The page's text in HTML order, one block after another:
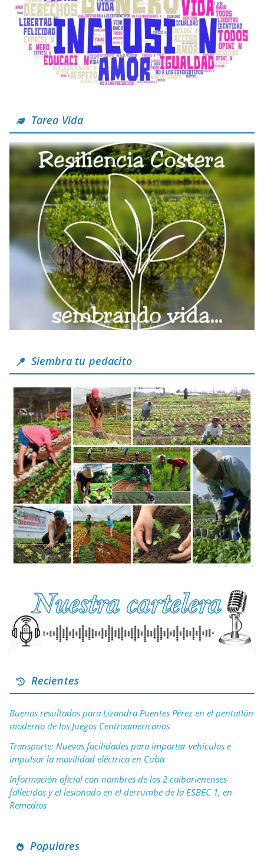
Tarea Vida
Siembra tu pedacito
Recientes
Buenos resultados para Lizandra Puentes Pérez en el pentatlón
moderno de los Juegos Centroamericanos
Transporte: Nuevas facilidades para importar vehículos e
impulsar la movilidad eléctrica en Cuba
Información oficial con nombres de los 2 caibarienenses
fallecidos y el lesionado en el derrumbe de la ESBEC 1, en
Remedios
Populares